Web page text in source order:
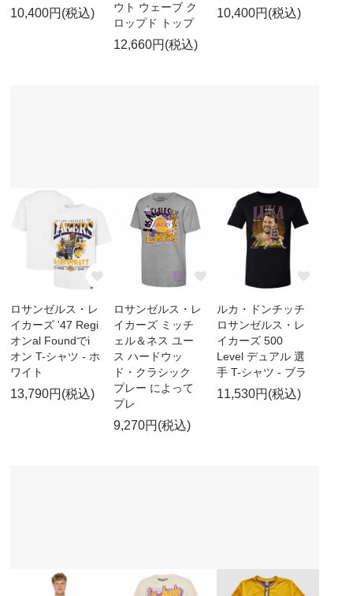
10,400円(税込)
ウト ウェーブ ク
ロップド トップ
12,660円(税込)
10,400円(税込)
ロサンゼルス・レ
イカーズ '47 Regi
オンal Foundでi
オン T-シャツ - ホ
ワイト
13,790円(税込)
ロサンゼルス・レ
イカーズ ミッチ
ェル＆ネス ユー
ス ハードウッ
ド・クラシック
プレー によって
プレ
9,270円(税込)
ルカ・ドンチッチ
ロサンゼルス・レ
イカーズ 500
Level デュアル 選
手 T-シャツ - ブラ
11,530円(税込)